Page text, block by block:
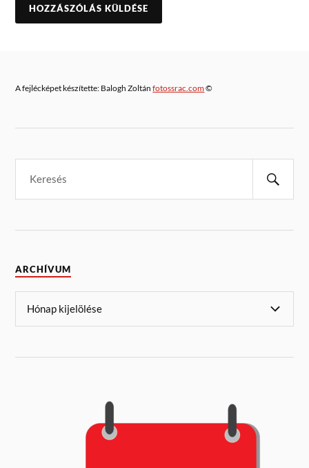
A fejlécképet készítette: Balogh Zoltánfotossrac.com©
ARCHÍVUM